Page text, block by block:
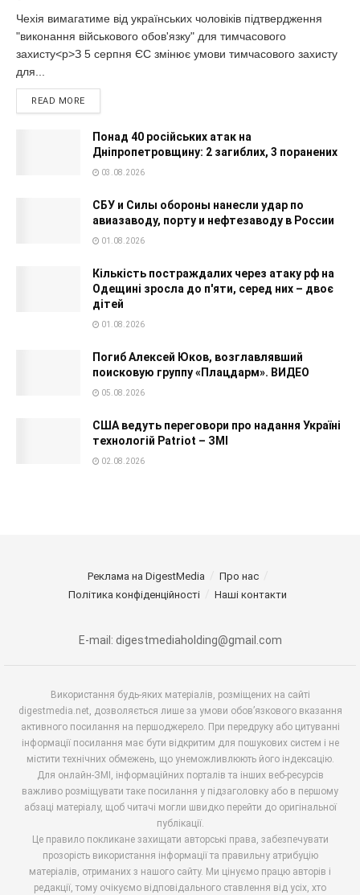
Чехія вимагатиме від українських чоловіків підтвердження
"виконання військового обов'язку" для тимчасового
захисту<p>З 5 серпня ЄС змінює умови тимчасового захисту
для...
READ MORE
Понад 40 російських атак на
Дніпропетровщину: 2 загиблих, 3 поранених
03.08.2026
СБУ и Силы обороны нанесли удар по
авиазаводу, порту и нефтезаводу в России
01.08.2026
Кількість постраждалих через атаку рф на
Одещині зросла до п'яти, серед них – двоє
дітей
01.08.2026
Погиб Алексей Юков, возглавлявший
поисковую группу «Плацдарм». ВИДЕО
05.08.2026
США ведуть переговори про надання Україні
технологій Patriot – ЗМІ
02.08.2026
Реклама на DigestMedia
Про нас
Політика конфіденційності
Наші контакти
E-mail: digestmediaholding@gmail.com
Використання будь-яких матеріалів, розміщених на сайті
digestmedia.net, дозволяється лише за умови обов’язкового вказання
активного посилання на першоджерело. При передруку або цитуванні
інформації посилання має бути відкритим для пошукових систем і не
містити технічних обмежень, що унеможливлюють його індексацію.
Для онлайн-ЗМІ, інформаційних порталів та інших веб-ресурсів
важливо розміщувати таке посилання у підзаголовку або в першому
абзаці матеріалу, щоб читачі могли швидко перейти до оригінальної
публікації.
Це правило покликане захищати авторські права, забезпечувати
прозорість використання інформації та правильну атрибуцію
матеріалів, отриманих з нашого сайту. Ми цінуємо працю авторів і
редакції, тому очікуємо відповідального ставлення від усіх, хто